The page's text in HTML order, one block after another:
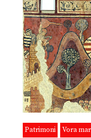
Patrimoni Vora mar